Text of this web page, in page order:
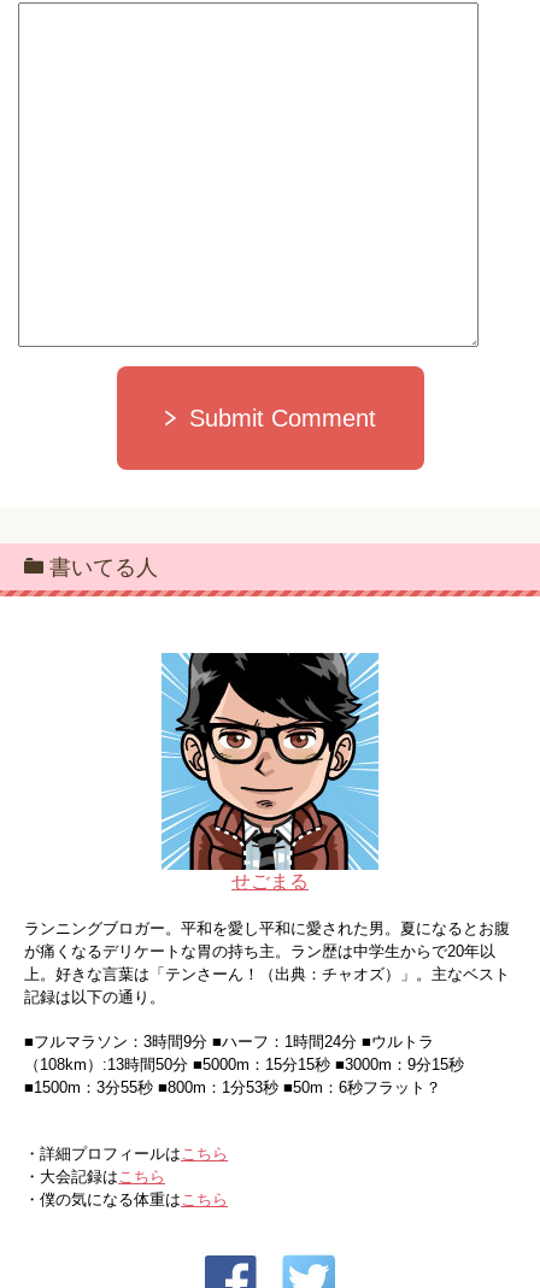
Submit Comment
書いてる人
せごまる
ランニングブロガー。平和を愛し平和に愛された男。夏になるとお腹
が痛くなるデリケートな胃の持ち主。ラン歴は中学生からで20年以
上。好きな言葉は「テンさーん！（出典：チャオズ）」。主なベスト
記録は以下の通り。
■フルマラソン：3時間9分 ■ハーフ：1時間24分 ■ウルトラ
（108km）:13時間50分 ■5000m：15分15秒 ■3000m：9分15秒
■1500m：3分55秒 ■800m：1分53秒 ■50m：6秒フラット？
・詳細プロフィールはこちら
・大会記録はこちら
・僕の気になる体重はこちら